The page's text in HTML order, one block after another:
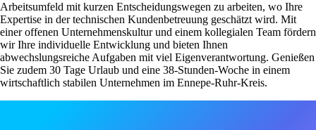
Arbeitsumfeld mit kurzen Entscheidungswegen zu arbeiten, wo Ihre
Expertise in der technischen Kundenbetreuung geschätzt wird. Mit
einer offenen Unternehmenskultur und einem kollegialen Team fördern
wir Ihre individuelle Entwicklung und bieten Ihnen
abwechslungsreiche Aufgaben mit viel Eigenverantwortung. Genießen
Sie zudem 30 Tage Urlaub und eine 38-Stunden-Woche in einem
wirtschaftlich stabilen Unternehmen im Ennepe-Ruhr-Kreis.